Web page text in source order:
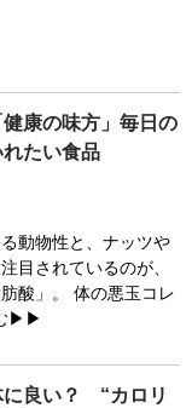
康の味方」毎日の
たい食品
動物性と、ナッツや
目されているのが、
酸」。 体の悪玉コレ
▶▶
に良い？ “カロリ